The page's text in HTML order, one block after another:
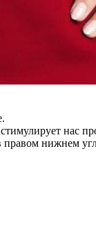
нас
правом нижнем